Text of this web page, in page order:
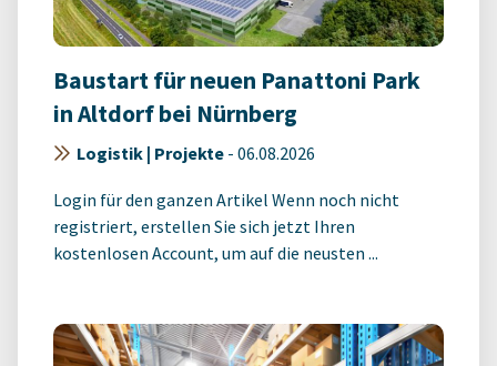
Baustart für neuen Panattoni Park
in Altdorf bei Nürnberg
Logistik | Projekte - 06.08.2026
Login für den ganzen Artikel Wenn noch nicht
registriert, erstellen Sie sich jetzt Ihren
kostenlosen Account, um auf die neusten ...